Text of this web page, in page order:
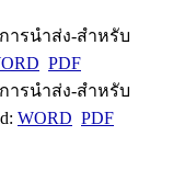
ารนำส่ง-สำหรับ
PDF
ารนำส่ง-สำหรับ
WORD PDF